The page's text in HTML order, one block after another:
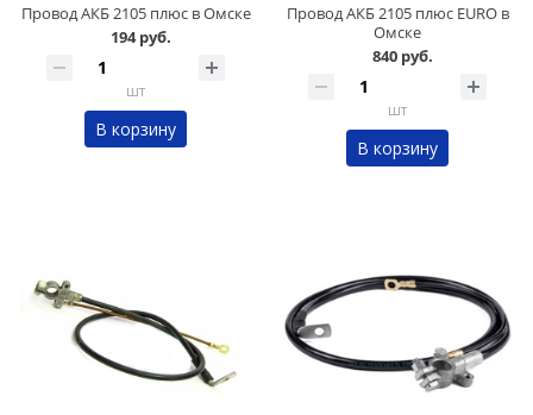
Провод АКБ 2105 плюс в Омске
194 руб.
шт
В корзину
Провод АКБ 2105 плюс EURO в
Омске
840 руб.
шт
В корзину